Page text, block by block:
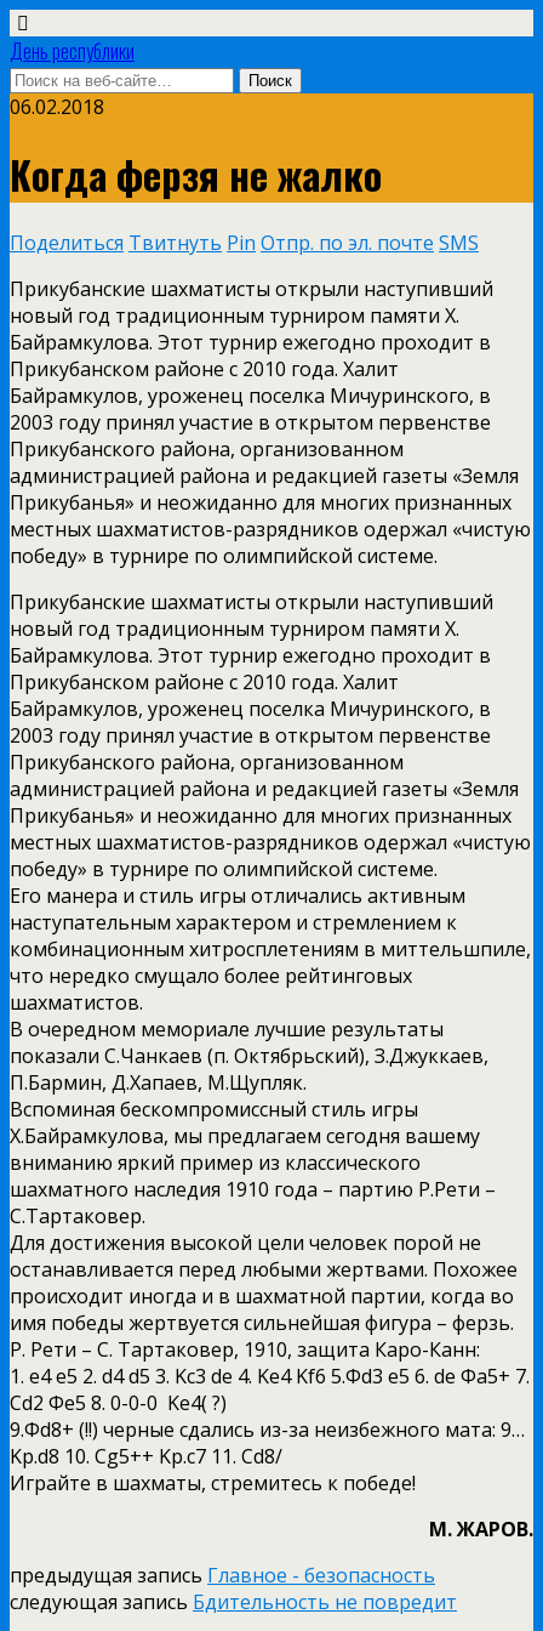
День республики
06.02.2018
Когда ферзя не жалко
Поделиться Твитнуть Pin Отпр. по эл. почте SMS
Прикубанские шахматисты открыли наступивший
новый год традиционным турниром памяти Х.
Байрамкулова. Этот турнир ежегодно проходит в
Прикубанском районе с 2010 года. Халит
Байрамкулов, уроженец поселка Мичуринского, в
2003 году принял участие в открытом первенстве
Прикубанского района, организованном
администрацией района и редакцией газеты «Земля
Прикубанья» и неожиданно для многих признанных
местных шахматистов-разрядников одержал «чистую
победу» в турнире по олимпийской системе.
Прикубанские шахматисты открыли наступивший
новый год традиционным турниром памяти Х.
Байрамкулова. Этот турнир ежегодно проходит в
Прикубанском районе с 2010 года. Халит
Байрамкулов, уроженец поселка Мичуринского, в
2003 году принял участие в открытом первенстве
Прикубанского района, организованном
администрацией района и редакцией газеты «Земля
Прикубанья» и неожиданно для многих признанных
местных шахматистов-разрядников одержал «чистую
победу» в турнире по олимпийской системе.
Его манера и стиль игры отличались активным
наступательным характером и стремлением к
комбинационным хитросплетениям в миттельшпиле,
что нередко смущало более рейтинговых
шахматистов.
В очередном мемориале лучшие результаты
показали С.Чанкаев (п. Октябрьский), З.Джуккаев,
П.Бармин, Д.Хапаев, М.Щупляк.
Вспоминая бескомпромиссный стиль игры
Х.Байрамкулова, мы предлагаем сегодня вашему
вниманию яркий пример из классического
шахматного наследия 1910 года – партию Р.Рети –
С.Тартаковер.
Для достижения высокой цели человек порой не
останавливается перед любыми жертвами. Похожее
происходит иногда и в шахматной партии, когда во
имя победы жертвуется сильнейшая фигура – ферзь.
Р. Рети – С. Тартаковер, 1910, защита Каро-Канн:
1. e4 e5 2. d4 d5 3. Kc3 de 4. Ke4 Kf6 5.Фd3 e5 6. de Фa5+ 7.
Cd2 Фe5 8. 0-0-0 Ke4( ?)
9.Фd8+ (!!) черные сдались из-за неизбежного мата: 9…
Kр.d8 10. Cg5++ Kр.с7 11. Сd8/
Играйте в шахматы, стремитесь к победе!
М. ЖАРОВ.
предыдущая запись Главное - безопасность
следующая запись Бдительность не повредит